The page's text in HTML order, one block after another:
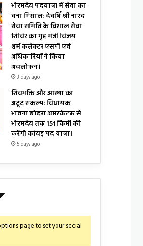
भोरमदेव पदयात्रा में सेवा का
बना मिसाल: देवर्षि श्री नारद
सेवा समिति के विशाल सेवा
शिविर का गृह मंत्री विजय
शर्म कलेक्टर एसपी एवं
अधिकारियों ने किया
अवलोकन।
3 days ago
शिवभक्ति और आस्था का
अटूट संकल्प: विधायक
भावना बोहरा अमरकंटक से
भोरमदेव तक 151 किमी की
करेंगी कांवड़ पद यात्रा।
5 days ago
page to set your social